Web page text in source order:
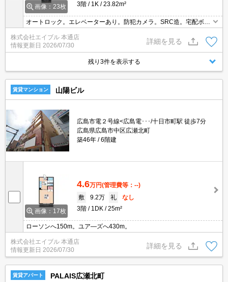
画像：23枚
3階
1K 23.82m²
オートロック。エレベーターあり。防犯カメラ。SRC造。宅配ボッ
クスあり。都市ガス使用。TVインターホン付き。インターネット無
料。浴室換気乾燥式。仲介手数料家賃の0.55ヵ月分。
株式会社エイブル 本通店
情報更新日 2026/07/30
詳細を見る
残り3件を表示する
賃貸マンション 山陽ビル
広島市電２号線<広島電･･･/十日市町駅 徒歩7分
広島県広島市中区広瀬北町
築46年
6階建
画像：17枚
4.6万円(管理費等：--)
敷
9.2万 礼
なし
3階
1DK 25m²
ローソンへ150m。ユア―ズへ430m。
株式会社エイブル 本通店
情報更新日 2026/07/30
詳細を見る
賃貸アパート PALAIS広瀬北町